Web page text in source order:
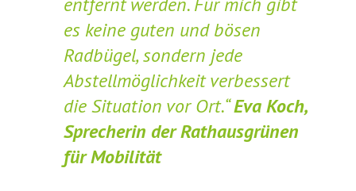
es keine guten und bösen
Radbügel, sondern jede
Abstellmöglichkeit verbessert
die Situation vor Ort.“Eva Koch,
Sprecherin der Rathausgrünen
für Mobilität